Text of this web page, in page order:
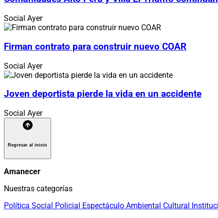
Social Ayer
Firman contrato para construir nuevo COAR
Social Ayer
Joven deportista pierde la vida en un accidente
Social Ayer
Regresar al inicio
Amanecer
Nuestras categorías
Política Social Policial Espectáculo Ambiental Cultural